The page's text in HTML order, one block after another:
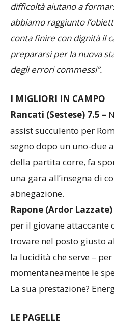
mancando però di
difficoltà aiutano a
abbiamo raggiunto
conta finire con dignità il
prepararsi per la nuova
I MIGLIORI IN CAMPO
Rancati (Sestese) 7.5 –
assist succulento per
segno dopo un uno-due
della partita corre, fa
una gara all’insegna di
abnegazione.
Rapone (Ardor
per il giovane attaccante
trovare nel posto giusto
la lucidità che serve – per
momentaneamente le